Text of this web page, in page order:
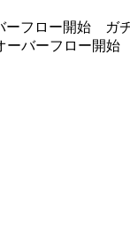
ーフロー開始 ガ
ーバーフロー開